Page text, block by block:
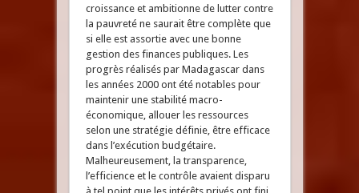
croissance et ambitionne de lutter contre
la pauvreté ne saurait être complète que
si elle est assortie avec une bonne
gestion des finances publiques. Les
progrès réalisés par Madagascar dans
les années 2000 ont été notables pour
maintenir une stabilité macro-
économique, allouer les ressources
selon une stratégie définie, être efficace
dans l’exécution budgétaire.
Malheureusement, la transparence,
l’efficience et le contrôle avaient disparu